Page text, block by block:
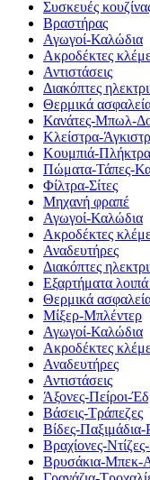
Συσκευές
Βραστήρας
Αγωγοί-Καλώδια
Ακροδέκτες
Αντιστάσεις
Διακόπτες
Θερμικά
Κανάτες-Μπωλ-
Κλείστρα-
Κουμπιά-
Πώματα-Τάπες-
Φίλτρα-Σίτες
Μηχανή φραπέ
Αγωγοί-Καλώδια
Ακροδέκτες
Αναδευτήρες
Διακόπτες
Εξαρτήματα
Θερμικά
Μίξερ-Μπλέντερ
Αγωγοί-Καλώδια
Ακροδέκτες
Αναδευτήρες
Αντιστάσεις
Άξονες-Πείροι-
Βάσεις-Τράπεζες
Βίδες-Παξιμάδια-
Βραχίονες-
Βρυσάκια-Μπεκ-